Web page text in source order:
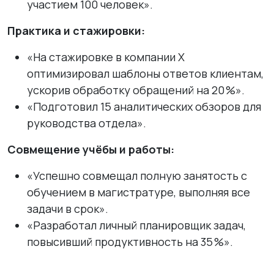
участием 100 человек».
Практика и стажировки:
«На стажировке в компании X
оптимизировал шаблоны ответов клиентам,
ускорив обработку обращений на 20 %».
«Подготовил 15 аналитических обзоров для
руководства отдела».
Совмещение учёбы и работы:
«Успешно совмещал полную занятость с
обучением в магистратуре, выполняя все
задачи в срок».
«Разработал личный планировщик задач,
повысивший продуктивность на 35 %».